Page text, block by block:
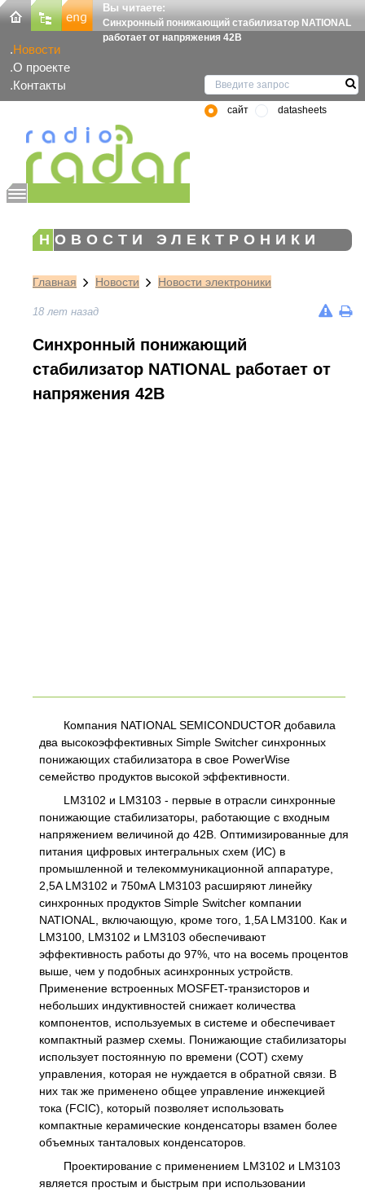
Вы читаете:
Синхронный понижающий стабилизатор NATIONAL
работает от напряжения 42В
Новости
О проекте
Контакты
сайт datasheets
НОВОСТИ ЭЛЕКТРОНИКИ
Главная Новости Новости электроники
18 лет назад
Синхронный понижающий
стабилизатор NATIONAL работает от
напряжения 42В
Компания NATIONAL SEMICONDUCTOR добавила
два высокоэффективных Simple Switcher синхронных
понижающих стабилизатора в свое PowerWise
семейство продуктов высокой эффективности.
LM3102 и LM3103 - первые в отрасли синхронные
понижающие стабилизаторы, работающие с входным
напряжением величиной до 42В. Оптимизированные для
питания цифровых интегральных схем (ИС) в
промышленной и телекоммуникационной аппаратуре,
2,5A LM3102 и 750мА LM3103 расширяют линейку
синхронных продуктов Simple Switcher компании
NATIONAL, включающую, кроме того, 1,5A LM3100. Как и
LM3100, LM3102 и LM3103 обеспечивают
эффективность работы до 97%, что на восемь процентов
выше, чем у подобных асинхронных устройств.
Применение встроенных MOSFET-транзисторов и
небольших индуктивностей снижает количества
компонентов, используемых в системе и обеспечивает
компактный размер схемы. Понижающие стабилизаторы
использует постоянную по времени (COT) схему
управления, которая не нуждается в обратной связи. В
них так же применено общее управление инжекцией
тока (FCIC), который позволяет использовать
компактные керамические конденсаторы взамен более
объемных танталовых конденсаторов.
Проектирование с применением LM3102 и LM3103
является простым и быстрым при использовании